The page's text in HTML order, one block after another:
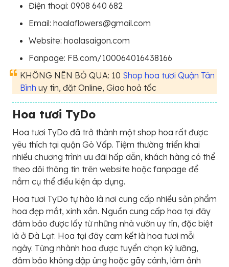
Điện thoại: 0908 640 682
Email: hoalaflowers@gmail.com
Website: hoalasaigon.com
Fanpage: FB.com/100064016438166
KHÔNG NÊN BỎ QUA: 10 Shop hoa tươi Quận Tân
Bình uy tín, đặt Online, Giao hoả tốc
Hoa tươi TyDo
Hoa tươi TyDo đã trở thành một shop hoa rất được
yêu thích tại quận Gò Vấp. Tiệm thường triển khai
nhiều chương trình ưu đãi hấp dẫn, khách hàng có thể
theo dõi thông tin trên website hoặc fanpage để
nắm cụ thể điều kiện áp dụng.
Hoa tươi TyDo tự hào là nơi cung cấp nhiều sản phẩm
hoa đẹp mắt, xinh xắn. Nguồn cung cấp hoa tại đây
đảm bảo được lấy từ những nhà vườn uy tín, đặc biệt
là ở Đà Lạt. Hoa tại đây cam kết là hoa tươi mỗi
ngày. Từng nhành hoa được tuyển chọn kỹ lưỡng,
đảm bảo không dập úng hoặc gãy cánh, làm ảnh